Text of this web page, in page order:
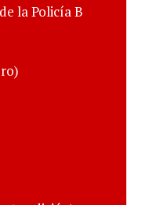
la Policía B